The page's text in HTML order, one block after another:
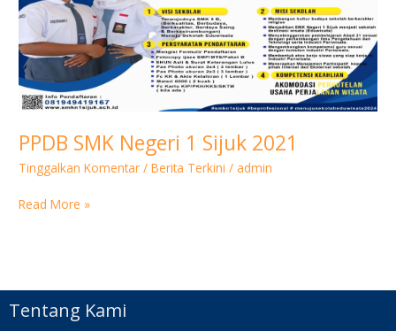
PPDB SMK Negeri 1 Sijuk 2021
Tinggalkan Komentar /Berita Terkini / admin
1
Sijuk
2021
Read More »
Tentang Kami